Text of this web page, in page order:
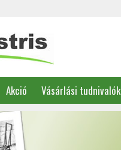
Akció Vásárlási tudnivalók